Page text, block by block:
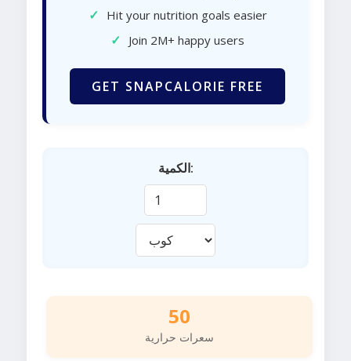
✓ Hit your nutrition goals easier
✓ Join 2M+ happy users
GET SNAPCALORIE FREE
الكمية:
50
سعرات حرارية